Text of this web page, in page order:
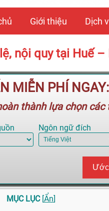
Giới thiệu Dịch
nội quy tại Huế –
MIỄN PHÍ
thành lựa chọn
Ngôn ngữ đích
MỤC LỤC [Ẩn]